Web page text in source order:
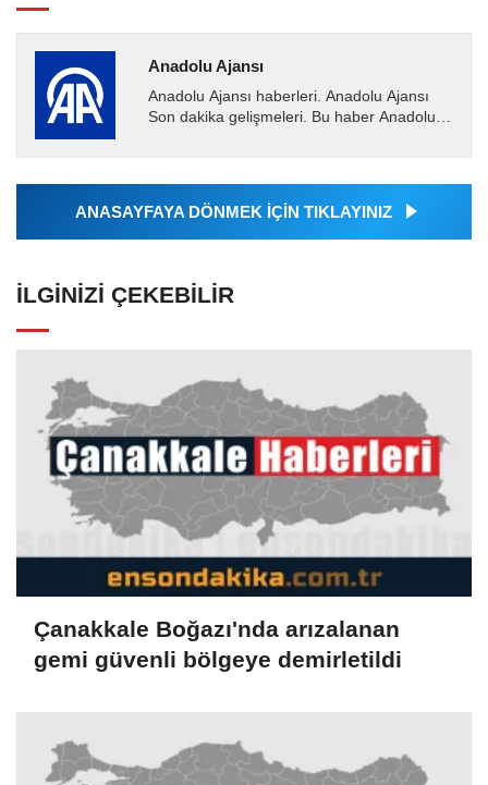
Anadolu Ajansı
Anadolu Ajansı haberleri. Anadolu Ajansı
Son dakika gelişmeleri. Bu haber Anadolu
Ajansı tarafından...
ANASAYFAYA DÖNMEK İÇİN TIKLAYINIZ
İLGINIZI ÇEKEBILIR
Çanakkale Boğazı'nda arızalanan
gemi güvenli bölgeye demirletildi